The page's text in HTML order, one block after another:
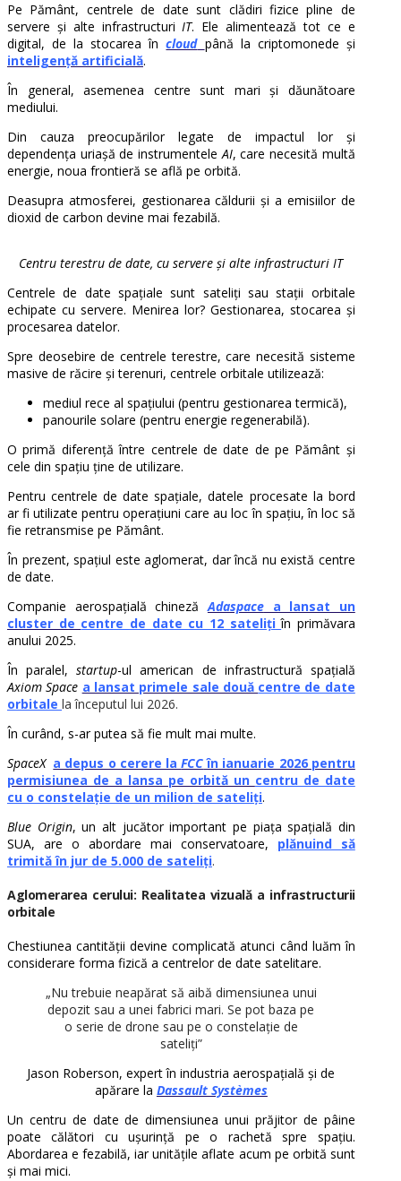
Pe Pământ, centrele de date sunt clădiri fizice pline de
servere și alte infrastructuriIT. Ele alimentează tot ce e
digital, de la stocarea încloud până la criptomonede și
inteligență artificială.
În general, asemenea centre sunt mari și dăunătoare
mediului.
Din cauza preocupărilor legate de impactul lor și
dependența uriașă de instrumenteleAI, care necesită multă
energie, noua frontieră se află pe orbită.
Deasupra atmosferei, gestionarea căldurii și a emisiilor de
dioxid de carbon devine mai fezabilă.
Centru terestru de date, cu servere și alte infrastructuri IT
Centrele de date spațiale sunt sateliți sau stații orbitale
echipate cu servere. Menirea lor? Gestionarea, stocarea și
procesarea datelor.
Spre deosebire de centrele terestre, care necesită sisteme
masive de răcire și terenuri, centrele orbitale utilizează:
mediul rece al spațiului (pentru gestionarea termică),
panourile solare (pentru energie regenerabilă).
O primă diferență între centrele de date de pe Pământ și
cele din spațiu ține de utilizare.
Pentru centrele de date spațiale, datele procesate la bord
ar fi utilizate pentru operațiuni care au loc în spațiu, în loc să
fie retransmise pe Pământ.
În prezent, spațiul este aglomerat, dar încă nu există centre
de date.
Companie aerospațială chinezăAdaspacea lansat un
cluster de centre de date cu 12 satelițiîn primăvara
anului 2025.
În paralel,startup-ul american de infrastructură spațială
Axiom Space a lansat primele sale două centre de date
orbitale la începutul lui 2026.
În curând, s-ar putea să fie mult mai multe.
SpaceX a depus o cerere laFCCîn ianuarie 2026 pentru
permisiunea de a lansa pe orbită un centru de date
cu o constelație de un milion de sateliți.
Blue Origin, un alt jucător important pe piața spațială din
SUA, are o abordare mai conservatoare, plănuind să
trimită în jur de 5.000 de sateliți.
Aglomerarea cerului: Realitatea vizuală a infrastructurii
orbitale
Chestiunea cantității devine complicată atunci când luăm în
considerare forma fizică a centrelor de date satelitare.
„Nu trebuie neapărat să aibă dimensiunea unui
depozit sau a unei fabrici mari. Se pot baza pe
o serie de drone sau pe o constelație de
sateliți”
Jason Roberson, expert în industria aerospațială și de
apărare la Dassault Systèmes
Un centru de date de dimensiunea unui prăjitor de pâine
poate călători cu ușurință pe o rachetă spre spațiu.
Abordarea e fezabilă, iar unitățile aflate acum pe orbită sunt
și mai mici.